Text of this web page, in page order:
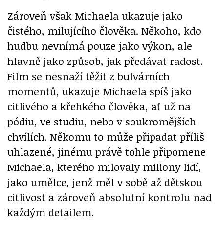
Zároveň však Michaela ukazuje jako
čistého, milujícího člověka. Někoho, kdo
hudbu nevnímá pouze jako výkon, ale
hlavně jako způsob, jak předávat radost.
Film se nesnaží těžit z bulvárních
momentů, ukazuje Michaela spíš jako
citlivého a křehkého člověka, ať už na
pódiu, ve studiu, nebo v soukromějších
chvílích. Někomu to může připadat příliš
uhlazené, jinému právě tohle připomene
Michaela, kterého milovaly miliony lidí,
jako umělce, jenž měl v sobě až dětskou
citlivost a zároveň absolutní kontrolu nad
každým detailem.